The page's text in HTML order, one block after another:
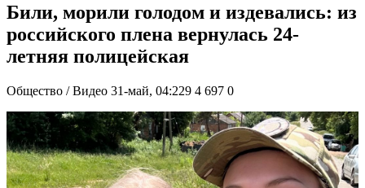
Били, морили голодом и издевались: из
российского плена вернулась 24-
летняя полицейская
Общество / Видео 31-май, 04:229 4 697 0